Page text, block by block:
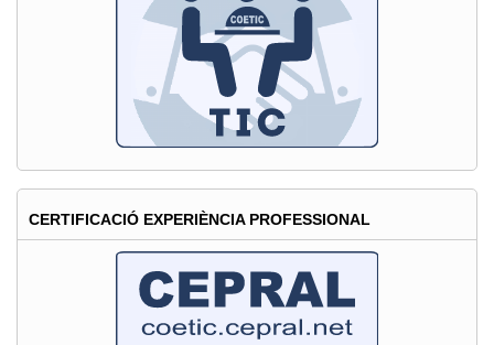
forense
CERTIFICACIÓ EXPERIÈNCIA PROFESSIONAL